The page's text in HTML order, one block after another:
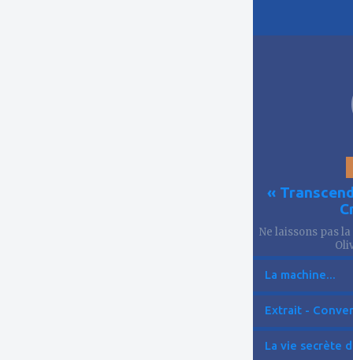
«
Ne laissons pas
La machine...
Extrait -
La vie secrète